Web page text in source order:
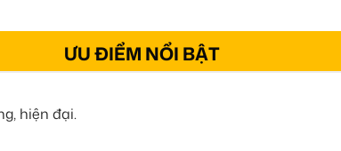
ƯU ĐIỂM NỔI BẬT
hiện đại.